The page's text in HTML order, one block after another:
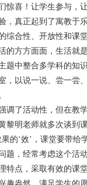
惊喜！让学生参与，
，真正起到了寓教于
合性、开放性和课
方方面面，生活就是
题中整合多学科的知
，以说一说、尝一尝
了活动性，但在教学
黎明老师就多次谈到
果的‘效’，课堂要带
题，经常考虑这个活
特点，采取有效的课